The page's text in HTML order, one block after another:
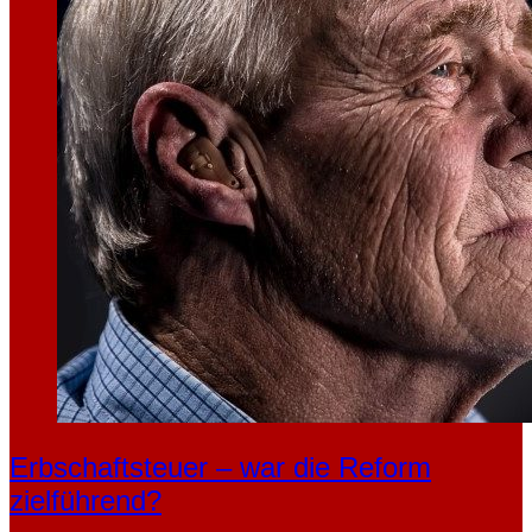
Erbschaftsteuer – war die Reform
zielführend?